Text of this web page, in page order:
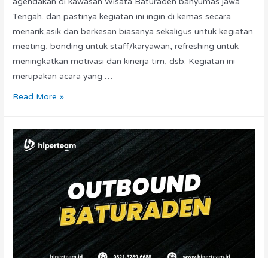
Tengah. dan pastinya kegiatan ini ingin di kemas secara
menarik,asik dan berkesan biasanya sekaligus untuk kegiatan
meeting, bonding untuk staff/karyawan, refreshing untuk
meningkatkan motivasi dan kinerja tim, dsb. Kegiatan ini
merupakan acara yang …
Read More »